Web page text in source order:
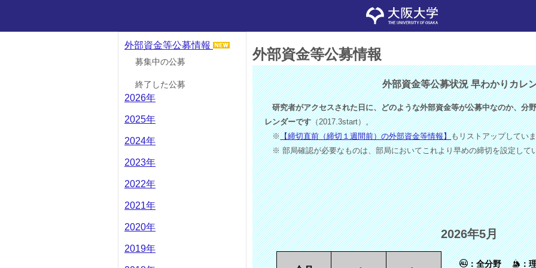
外部資金等公募情報
募集中の公募
終了した公募
2026年
2025年
2024年
2023年
2022年
2021年
2020年
2019年
外部資金等公募情報
外部資金等公募状況 早わかりカレ
研究者がアクセスされた日に、どのような外部資金等が公募中なのか、分
レンダーです（2017.3start）。
※【締切直前（締切１週間前）の外部資金等情報】もリストアップしてい
※ 部局確認が必要なものは、部局においてこれより早めの締切を設定して
2026年5月
：全分野
：